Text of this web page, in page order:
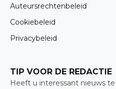
Auteursrechtenbeleid
Cookiebeleid
Privacybeleid
TIP VOOR DE REDACTIE
Heeft u interessant nieuws